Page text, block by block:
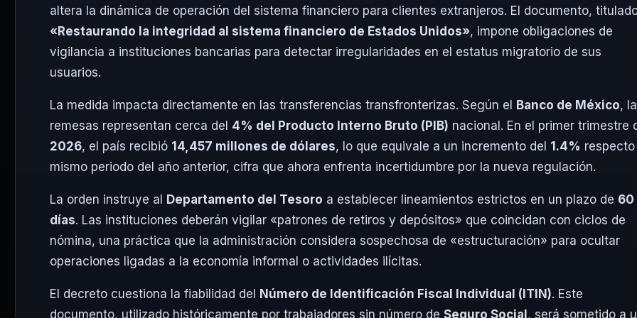
altera la dinámica de operación del sistema financiero para clientes extranjeros. El documento,
«Restaurando la integridad al sistema financiero de Estados Unidos», impone obligaciones de
vigilancia a instituciones bancarias para detectar irregularidades en el estatus migratorio de sus
usuarios.
La medida impacta directamente en las transferencias transfronterizas. Según el Banco de México,
remesas representan cerca del 4% del Producto Interno Bruto (PIB) nacional. En el primer trimestre
2026, el país recibió 14,457 millones de dólares, lo que equivale a un incremento del 1.4% respecto
mismo periodo del año anterior, cifra que ahora enfrenta incertidumbre por la nueva regulación.
La orden instruye al Departamento del Tesoro a establecer lineamientos estrictos en un plazo de 60
días. Las instituciones deberán vigilar «patrones de retiros y depósitos» que coincidan con ciclos de
nómina, una práctica que la administración considera sospechosa de «estructuración» para ocultar
operaciones ligadas a la economía informal o actividades ilícitas.
El decreto cuestiona la fiabilidad del Número de Identificación Fiscal Individual (ITIN). Este
documento, utilizado históricamente por trabajadores sin número de Seguro Social, será sometido a